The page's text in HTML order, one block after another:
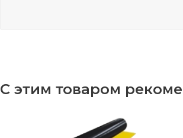
С этим товаром